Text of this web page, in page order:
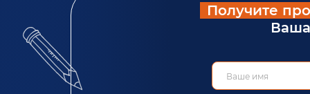
Получите